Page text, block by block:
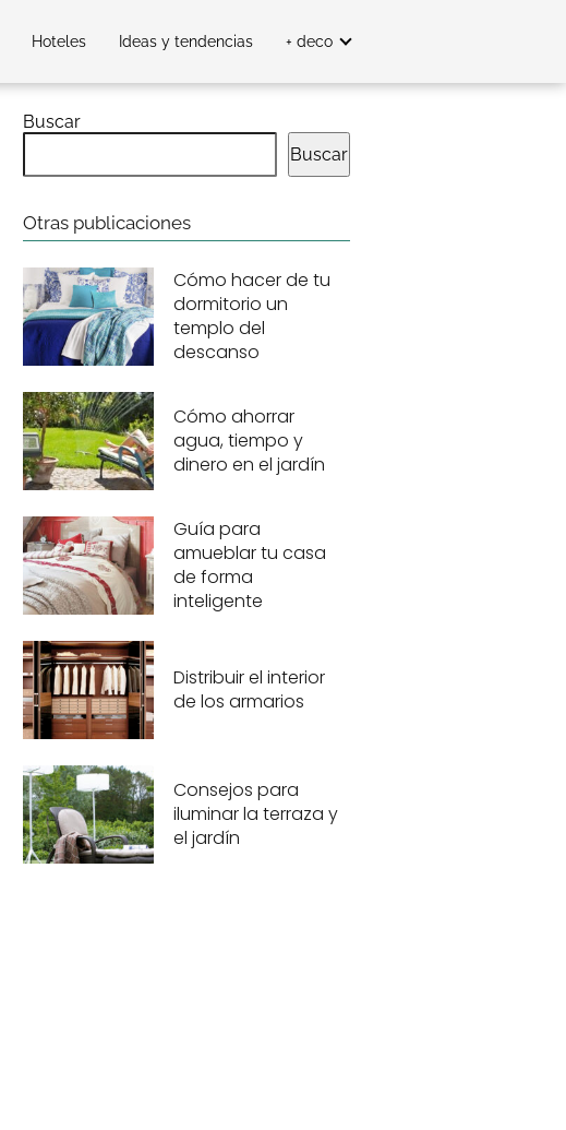
Hoteles Ideas y tendencias + deco
Buscar
Buscar
Otras publicaciones
Cómo hacer de tu
dormitorio un
templo del
descanso
Cómo ahorrar
agua, tiempo y
dinero en el jardín
Guía para
amueblar tu casa
de forma
inteligente
Distribuir el interior
de los armarios
Consejos para
iluminar la terraza y
el jardín